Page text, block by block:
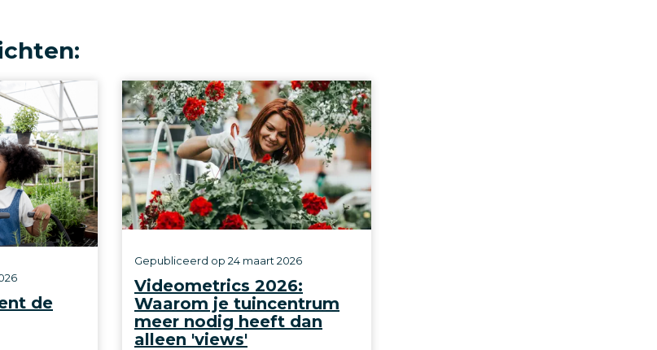
de
Videometrics 2026:
Waarom je tuincentrum
meer nodig heeft dan
alleen 'views'
Gepubliceerd op 24 maart 2026